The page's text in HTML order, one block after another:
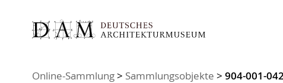
Sie sind hier:
Online-Sammlung> Sammlungsobjekte > 904-001-042